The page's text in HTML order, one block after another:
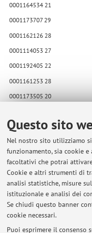
Questo sito
Nel nostro sito utilizziamo
funzionamento, sia cookie
facoltativi che potrai
Cookie e altri strumenti di
analisi statistiche, misure
istituzionale e analisi dei
Se chiudi questo banner
cookie necessari.
Puoi esprimere il
0001164534 21
0001173707 29
0001162126 28
0001114053 27
0001192405 22
0001161253 28
0001173505 20
Pubblicato il: 03 giugno
RICEVIMENTO ESAME
Pubblicato il: 03 giugno 2026
RISULTATI GIAPPONESE 2